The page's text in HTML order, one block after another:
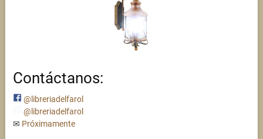
Contáctanos:
@libreriadelfarol
@libreriadelfarol
✉ Próximamente